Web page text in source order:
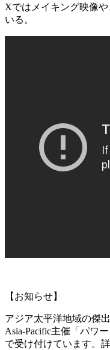
Xではメイキング映像
いる。
【お知らせ】
アジア太平洋地域の傑
Asia-Pacific主催「パワ
で受け付けています。